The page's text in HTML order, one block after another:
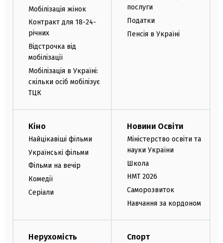
Мобілізація жінок
Контракт для 18-24-
річних
Відстрочка від
мобілізації
Мобілізація в Україні:
скільки осіб мобілізує
ТЦК
послуги
Податки
Пенсія в Україні
Кіно
Найцікавіші фільми
Українські фільми
Фільми на вечір
Комедії
Серіали
Новини Освіти
Міністерство освіти та
науки України
Школа
НМТ 2026
Саморозвиток
Навчання за кордоном
Нерухомість Спорт